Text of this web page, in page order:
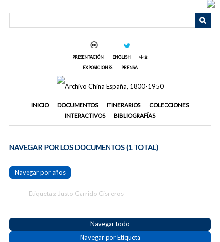
PRESENTACIÓN ENGLISH
中文
EXPOSICIONES
PRENSA
INICIO DOCUMENTOS ITINERARIOS
COLECCIONES
INTERACTIVOS
BIBLIOGRAFÍAS
NAVEGAR POR LOS DOCUMENTOS (1 TOTAL)
Navegar por años
Etiquetas: Justo Garrido Cisneros
Navegar todo
Navegar por Etiqueta